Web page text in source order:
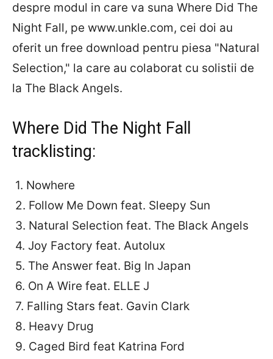
despre modul in care va suna Where Did The
Night Fall, pe www.unkle.com, cei doi au
oferit un free download pentru piesa "Natural
Selection," la care au colaborat cu solistii de
la The Black Angels.
Where Did The Night Fall
tracklisting:
1. Nowhere
2. Follow Me Down feat. Sleepy Sun
3. Natural Selection feat. The Black Angels
4. Joy Factory feat. Autolux
5. The Answer feat. Big In Japan
6. On A Wire feat. ELLE J
7. Falling Stars feat. Gavin Clark
8. Heavy Drug
9. Caged Bird feat Katrina Ford